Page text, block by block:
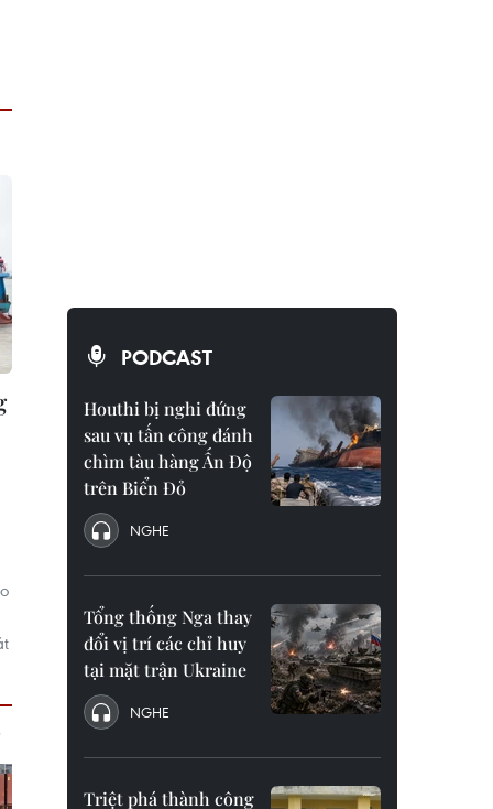
PODCAST
Houthi bị nghi đứng
sau vụ tấn công đánh
chìm tàu hàng Ấn Độ
trên Biển Đỏ
NGHE
Tổng thống Nga thay
đổi vị trí các chỉ huy
tại mặt trận Ukraine
NGHE
Triệt phá thành công